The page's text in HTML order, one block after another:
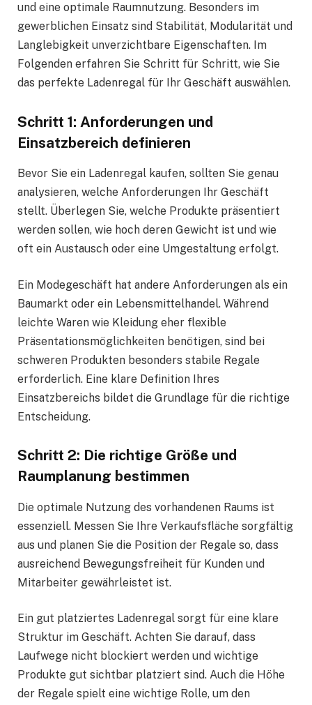
und eine optimale Raumnutzung. Besonders im
gewerblichen Einsatz sind Stabilität, Modularität und
Langlebigkeit unverzichtbare Eigenschaften. Im
Folgenden erfahren Sie Schritt für Schritt, wie Sie
das perfekte Ladenregal für Ihr Geschäft auswählen.
Schritt 1: Anforderungen und
Einsatzbereich definieren
Bevor Sie ein Ladenregal kaufen, sollten Sie genau
analysieren, welche Anforderungen Ihr Geschäft
stellt. Überlegen Sie, welche Produkte präsentiert
werden sollen, wie hoch deren Gewicht ist und wie
oft ein Austausch oder eine Umgestaltung erfolgt.
Ein Modegeschäft hat andere Anforderungen als ein
Baumarkt oder ein Lebensmittelhandel. Während
leichte Waren wie Kleidung eher flexible
Präsentationsmöglichkeiten benötigen, sind bei
schweren Produkten besonders stabile Regale
erforderlich. Eine klare Definition Ihres
Einsatzbereichs bildet die Grundlage für die richtige
Entscheidung.
Schritt 2: Die richtige Größe und
Raumplanung bestimmen
Die optimale Nutzung des vorhandenen Raums ist
essenziell. Messen Sie Ihre Verkaufsfläche sorgfältig
aus und planen Sie die Position der Regale so, dass
ausreichend Bewegungsfreiheit für Kunden und
Mitarbeiter gewährleistet ist.
Ein gut platziertes Ladenregal sorgt für eine klare
Struktur im Geschäft. Achten Sie darauf, dass
Laufwege nicht blockiert werden und wichtige
Produkte gut sichtbar platziert sind. Auch die Höhe
der Regale spielt eine wichtige Rolle, um den